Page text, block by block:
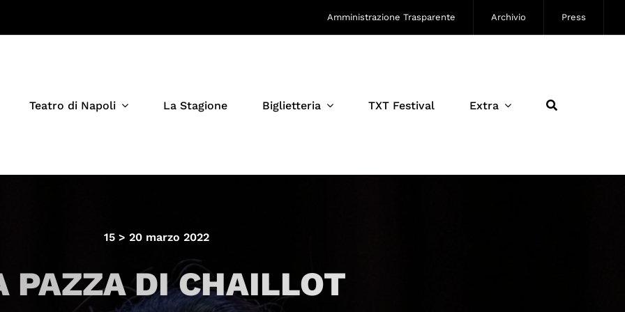
Amministrazione Trasparente Archivio Press
Teatro di Napoli La Stagione Biglietteria TXT Festival Extra
15 > 20 marzo 2022
PAZZA DI CHAILLOT